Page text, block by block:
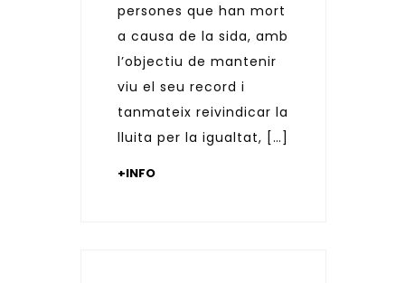
persones que han mort
a causa de la sida, amb
l’objectiu de mantenir
viu el seu record i
tanmateix reivindicar la
lluita per la igualtat, […]
+INFO